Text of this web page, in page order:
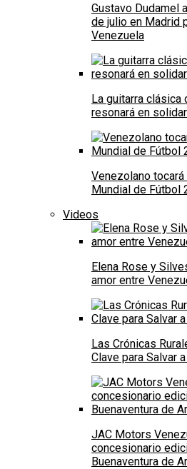
Gustavo Dudamel
de julio en Madrid
Venezuela
La guitarra clásica
resonará en
Venezolano
Mundial de Fútbol
Videos
Elena Rose y
amor entre
Las Crónicas
Clave para Salvar
JAC Motors
concesionario
Buenaventura de